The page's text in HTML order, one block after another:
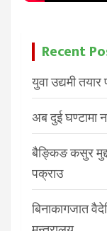
Recent
युवा उद्यमी
अब दुई घण्टामा
बैङ्किङ कसुर
पक्राउ
बिनाकागजात